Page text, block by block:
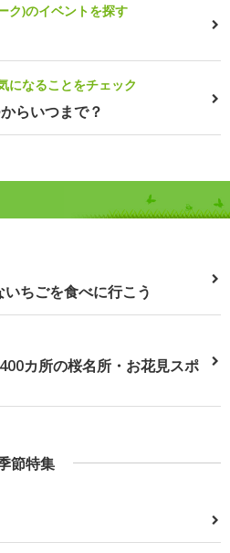
ク)のイベントを探す
になることをチェック
らいつまで？
ちごを食べに行こう
カ所の桜名所・お花見スポ
節特集